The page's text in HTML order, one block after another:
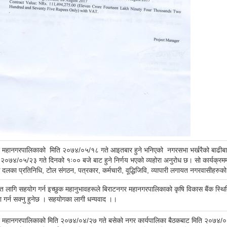
महानगरपालिकाको मिति २०७४/०५/१८ गते आइतबार हुने भनिएको नगरसभा भर्खरैको
०५/२३ गते दिनको १ः०० बजे बाट हुने निर्णय भएको व्यहोरा अनुरोध छ। सो
प्रतिनिधि, टोल संगठन, पत्रकार, कर्मचारी, वूद्धिजिवि, व्यापारी लगायत
लागि सहयोग गर्न इच्छुक महानुभावहरूले बिराटनगर महानगरपालिकाको कृषि विकास बैंक
गर्न सक्नु हुनेछ । सहयोगका लागी धन्यवाद ।।
महानगरपालिकाको मिति २०७४/०४/२७ गते बसेको नगर कार्यपालिका बैठकबाट मिति